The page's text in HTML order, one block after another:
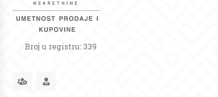
Broj u registru: 339